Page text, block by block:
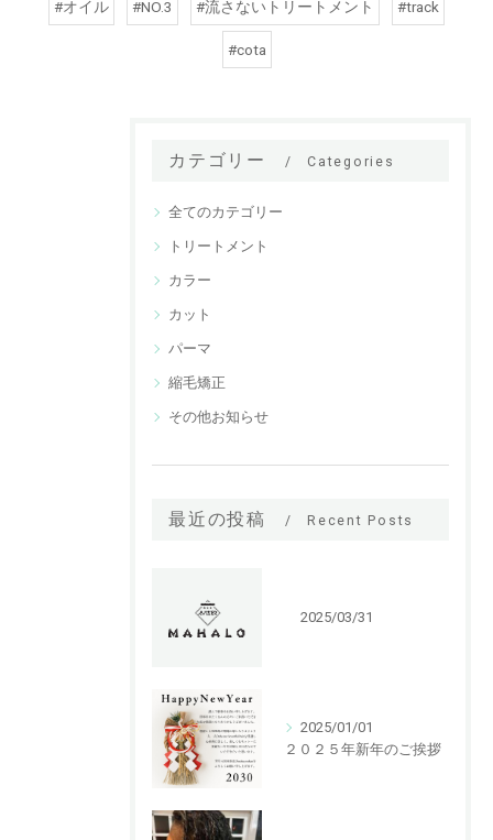
#オイル #NO.3 #流さないトリートメント #track
#cota
カテゴリー Categories
全てのカテゴリー
トリートメント
カラー
カット
パーマ
縮毛矯正
その他お知らせ
最近の投稿 Recent Posts
2025/03/31
2025/01/01
２０２５年新年のご挨拶